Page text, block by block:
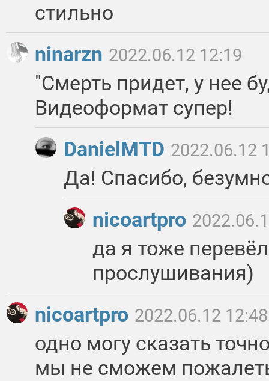
стильно
ninarzn 2022.06.12 12:19
"Смерть придет, у нее
Видеоформат супер!
DanielMTD 2022.06.12
Да! Спасибо,
nicoartpro
да я тоже
прослушивания)
nicoartpro 2022.06.12 12:48
одно могу сказать
мы не сможем